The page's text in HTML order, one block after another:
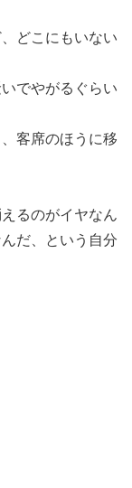
どこにもいない
でやがるぐらい
客席のほうに移
るのがイヤなん
だ、という自分